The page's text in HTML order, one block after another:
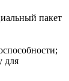
пакет
для